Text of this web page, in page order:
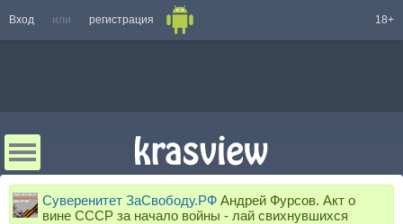
Вход или регистрация 18+
Суверенитет ЗаСвободу.РФ Андрей Фурсов. Акт о
вине СССР за начало войны - лай свихнувшихся